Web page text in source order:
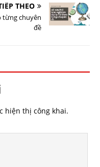
THEO
từng chuyên
đề
hiện thị công khai.